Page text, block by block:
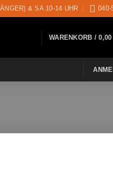
& SA 10-14 UHR 040-
WARENKORB /0,00